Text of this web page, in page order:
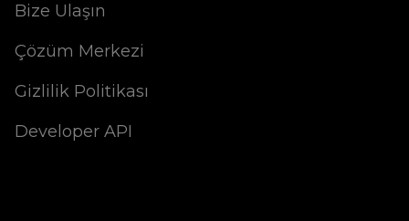
Bize Ulaşın
Çözüm Merkezi
Gizlilik Politikası
Developer API